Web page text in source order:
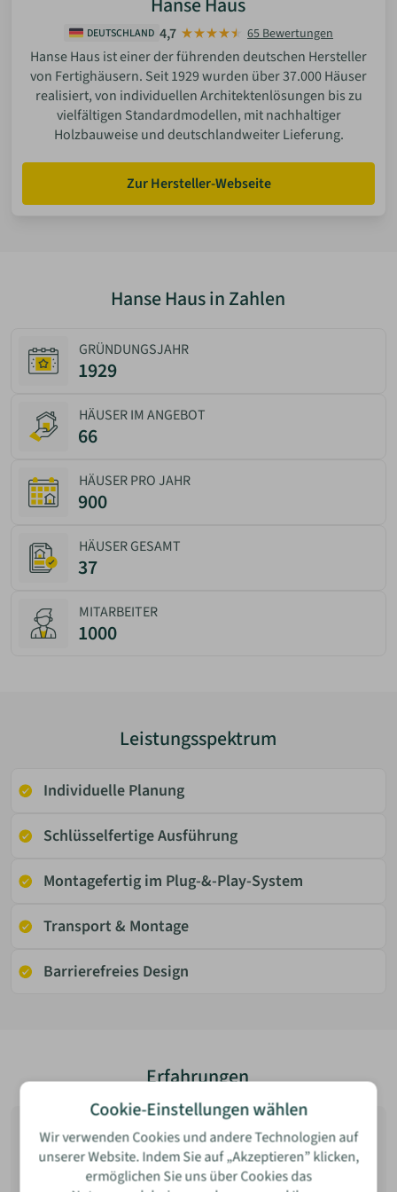
Tonnendach (Runddach)
Charakteristische, gebogene Dachform mit hoher
architektonischer Eigenständigkeit. Konstruktiv
anspruchsvoller als klassische Dachformen, wird häufig
bei individuellen oder designorientierten Bauprojekten
eingesetzt.
DEUTSCHLAND 4,7 65 Bewertungen
Hanse Haus ist einer der führenden deutschen Hersteller
von Fertighäusern. Seit 1929 wurden über 37.000 Häuser
realisiert, von individuellen Architektenlösungen bis zu
vielfältigen Standardmodellen, mit nachhaltiger
Holzbauweise und deutschlandweiter Lieferung.
Zur Hersteller-Webseite
Hanse Haus in Zahlen
GRÜNDUNGSJAHR
1929
HÄUSER IM ANGEBOT
66
HÄUSER PRO JAHR
900
HÄUSER GESAMT
37
MITARBEITER
1000
Leistungsspektrum
Individuelle Planung
Schlüsselfertige Ausführung
Montagefertig im Plug-&-Play-System
Transport & Montage
Barrierefreies Design
Erfahrungen
4.7 von 5 Sternen
Insgesamt65
Anbieter bewerten
Cookie-Einstellungen wählen
Wir verwenden Cookies und andere Technologien auf
unserer Website. Indem Sie auf „Akzeptieren” klicken,
ermöglichen Sie uns über Cookies das